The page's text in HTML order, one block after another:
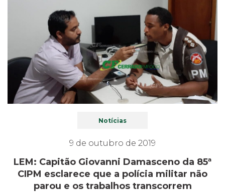
Notícias
9 de outubro de 2019
LEM: Capitão Giovanni Damasceno da 85ª
CIPM esclarece que a polícia militar não
parou e os trabalhos transcorrem